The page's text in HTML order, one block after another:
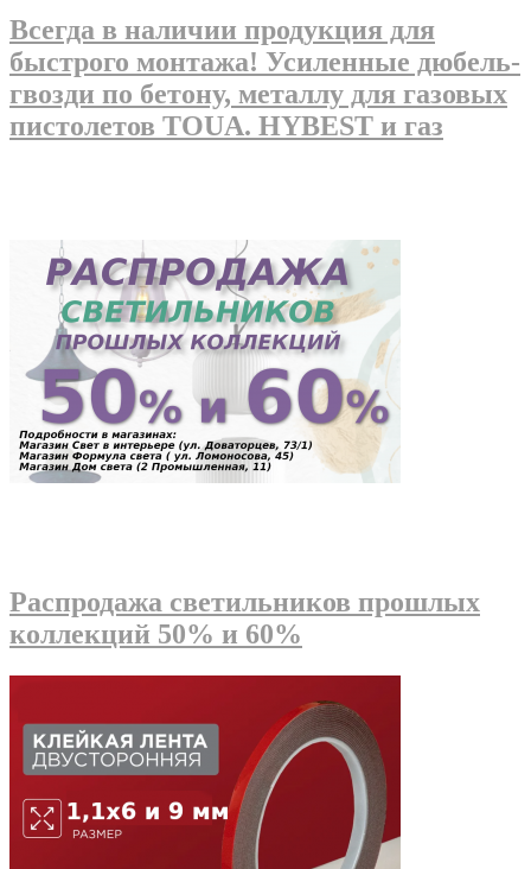
Всегда в наличии продукция для
быстрого монтажа! Усиленные дюбель-
гвозди по бетону, металлу для газовых
пистолетов TOUA. HYBEST и газ
Распродажа светильников прошлых
коллекций 50% и 60%